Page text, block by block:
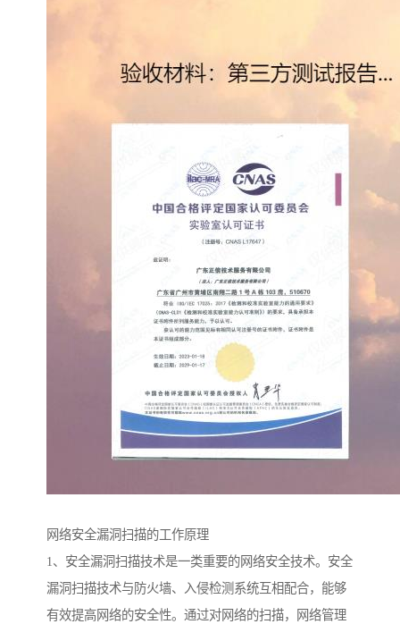
网络安全漏洞扫描的工作原理
1、安全漏洞扫描技术是一类重要的网络安全技术。安全
漏洞扫描技术与防火墙、入侵检测系统互相配合，能够
有效提高网络的安全性。通过对网络的扫描，网络管理